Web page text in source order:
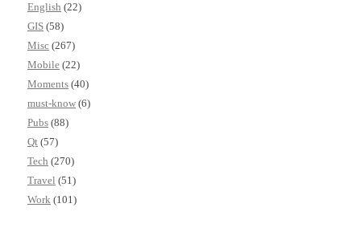
English (22)
GIS (58)
Misc (267)
Mobile (22)
Moments (40)
must-know (6)
Pubs (88)
Qt (57)
Tech (270)
Travel (51)
Work (101)